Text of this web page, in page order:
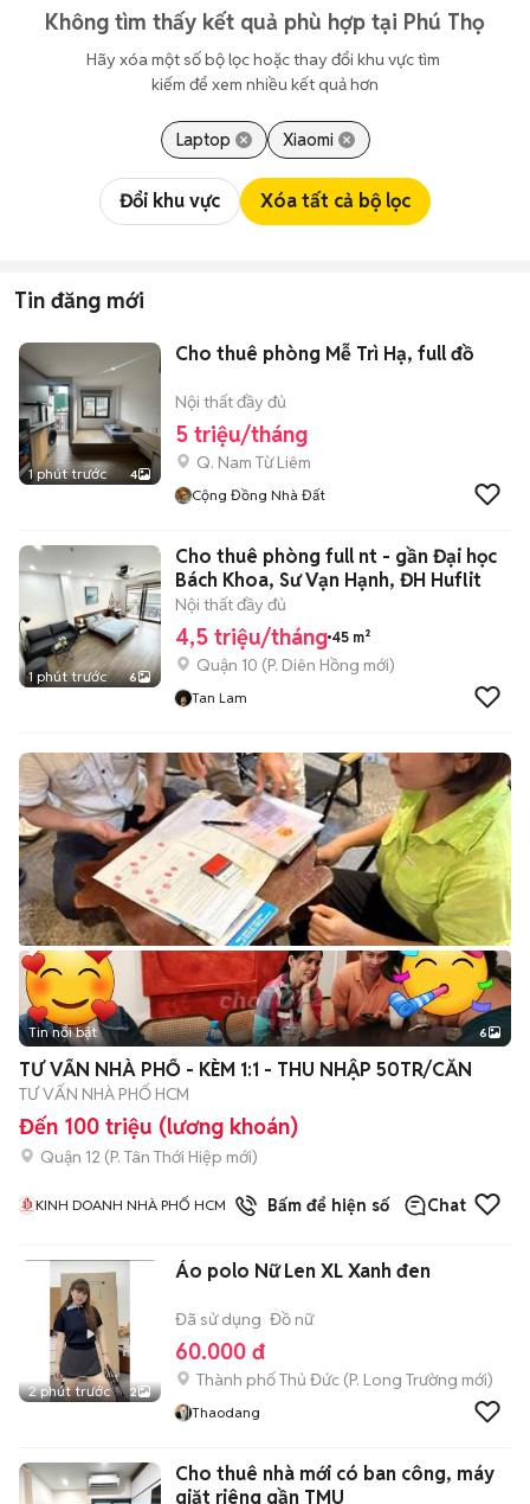
Không tìm thấy kết quả phù hợp tại Phú Thọ
Hãy xóa một số bộ lọc hoặc thay đổi khu vực tìm
kiếm để xem nhiều kết quả hơn
Laptop Xiaomi
Đổi khu vực Xóa tất cả bộ lọc
Tin đăng mới
1 phút trước 4
Cho thuê phòng Mễ Trì Hạ, full đồ
Nội thất đầy đủ
5 triệu/tháng
Q. Nam Từ Liêm
Cộng Đồng Nhà Đất
1 phút trước 6
Cho thuê phòng full nt - gần Đại học
Bách Khoa, Sư Vạn Hạnh, ĐH Huflit
Nội thất đầy đủ
4,5 triệu/tháng 45 m²
Quận 10 (P. Diên Hồng mới)
Tan Lam
+2
Tin nổi bật 6
TƯ VẤN NHÀ PHỐ - KÈM 1:1 - THU NHẬP 50TR/CĂN
TƯ VẤN NHÀ PHỐ HCM
Đến 100 triệu (lương khoán)
Quận 12 (P. Tân Thới Hiệp mới)
KINH DOANH NHÀ PHỐ HCM 1đã bánBấm để hiện số Chat
2 phút trước 2
Áo polo Nữ Len XL Xanh đen
Đã sử dụng Đồ nữ
60.000 đ
Thành phố Thủ Đức (P. Long Trường mới)
Thaodang
Cho thuê nhà mới có ban công, máy
giặt riêng gần TMU